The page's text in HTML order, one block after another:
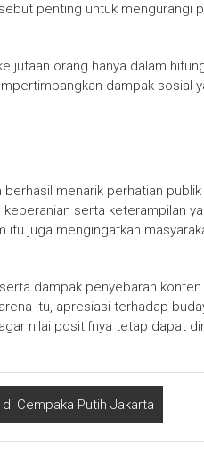
penting untuk mengurangi
jutaan orang hanya dalam
dampak sosial
menarik perhatian
serta keterampilan
juga mengingatkan
dampak penyebaran
itu, apresiasi terhadap
nilai positifnya tetap dapat
Cempaka Putih Jakarta